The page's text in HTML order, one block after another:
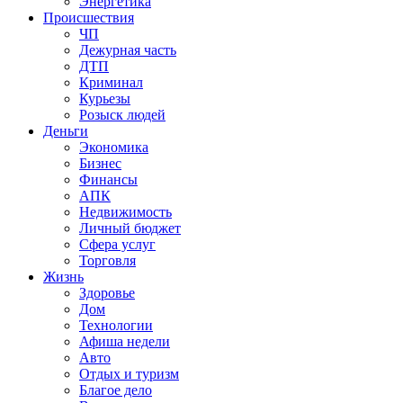
Происшествия
ЧП
Дежурная часть
ДТП
Криминал
Курьезы
Розыск людей
Деньги
Экономика
Бизнес
Финансы
АПК
Недвижимость
Личный бюджет
Сфера услуг
Торговля
Жизнь
Здоровье
Дом
Технологии
Афиша недели
Авто
Отдых и туризм
Благое дело